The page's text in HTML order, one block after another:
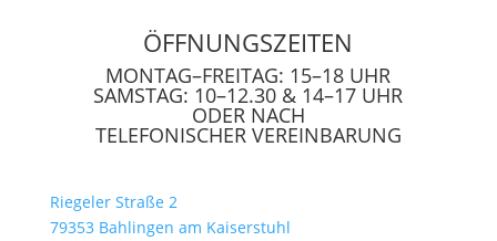
ÖFFNUNGSZEITEN
MONTAG–FREITAG: 15–18 UHR
SAMSTAG: 10–12.30 & 14–17 UHR
ODER NACH
TELEFONISCHER VEREINBARUNG
Riegeler Straße 2
79353 Bahlingen am Kaiserstuhl